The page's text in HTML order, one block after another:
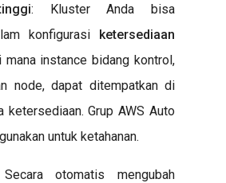
: Kluster Anda bisa
konfigurasi ketersediaan
mana instance bidang kontrol,
node, dapat ditempatkan di
ketersediaan. Grup AWS Auto
untuk ketahanan.
otomatis mengubah